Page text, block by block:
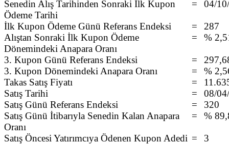
Senedin Alış Tarihinden Sonraki İlk Kupon
Ödeme Tarihi
= 04/
İlk Kupon Ödeme Günü Referans Endeksi =
287
Alıştan Sonraki İlk Kupon Ödeme
Dönemindeki Anapara Oranı
= %
3. Kupon Günü Referans Endeksi =
3. Kupon Dönemindeki Anapara Oranı
=
%
Takas Satış Fiyatı
=
Satış Tarihi
=
08/
Satış Günü Referans Endeksi
=
320
Satış Günü İtibarıyla Senedin Kalan Anapara
Oranı
= %
Satış Öncesi Yatırımcıya Ödenen Kupon Adedi = 3